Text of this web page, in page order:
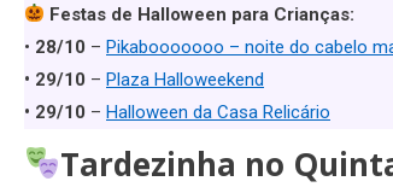
Festas de Halloween para Crianças:
• 28/10 – Pikabooooooo – noite do cabelo
• 29/10 – Plaza Halloweekend
• 29/10 – Halloween da Casa Relicário
Tardezinha no